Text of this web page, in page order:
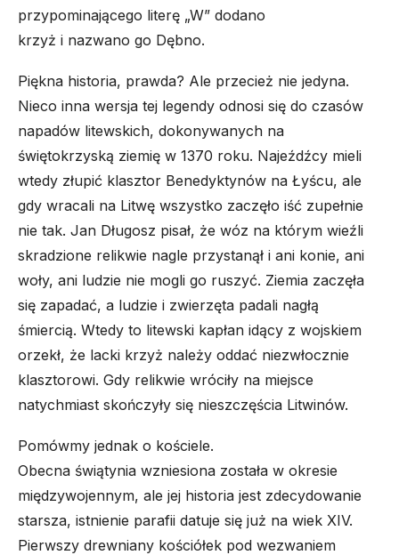
przypominającego literę „W” dodano
krzyż i nazwano go Dębno.
Piękna historia, prawda? Ale przecież nie jedyna.
Nieco inna wersja tej legendy odnosi się do czasów
napadów litewskich, dokonywanych na
świętokrzyską ziemię w 1370 roku. Najeźdźcy mieli
wtedy złupić klasztor Benedyktynów na Łyścu, ale
gdy wracali na Litwę wszystko zaczęło iść zupełnie
nie tak. Jan Długosz pisał, że wóz na którym wieźli
skradzione relikwie nagle przystanął i ani konie, ani
woły, ani ludzie nie mogli go ruszyć. Ziemia zaczęła
się zapadać, a ludzie i zwierzęta padali nagłą
śmiercią. Wtedy to litewski kapłan idący z wojskiem
orzekł, że lacki krzyż należy oddać niezwłocznie
klasztorowi. Gdy relikwie wróciły na miejsce
natychmiast skończyły się nieszczęścia Litwinów.
Pomówmy jednak o kościele.
Obecna świątynia wzniesiona została w okresie
międzywojennym, ale jej historia jest zdecydowanie
starsza, istnienie parafii datuje się już na wiek XIV.
Pierwszy drewniany kościółek pod wezwaniem